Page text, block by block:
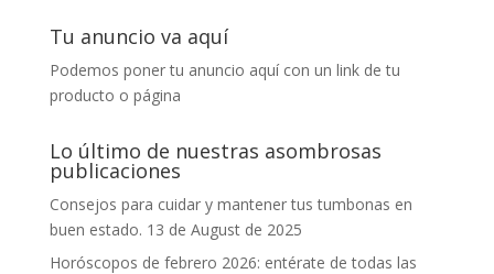
Tu anuncio va aquí
Podemos poner tu anuncio aquí con un link de tu
producto o página
Lo último de nuestras asombrosas
publicaciones
Consejos para cuidar y mantener tus tumbonas en
buen estado. 13 de August de 2025
Horóscopos de febrero 2026: entérate de todas las